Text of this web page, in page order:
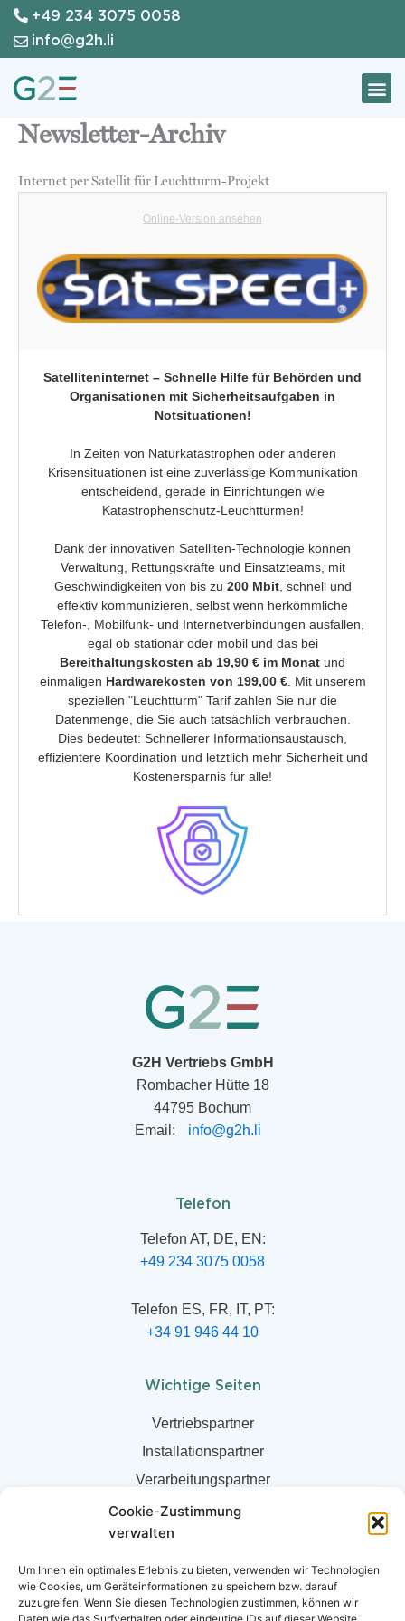
Cookie-Zustimmung
verwalten
Um Ihnen ein optimales Erlebnis zu bieten, verwenden wir Technologien
wie Cookies, um Geräteinformationen zu speichern bzw. darauf
zuzugreifen. Wenn Sie diesen Technologien zustimmen, können wir
Zum
Inhalt
springen
+49 234 3075 0058
info@g2h.li
Newsletter-Archiv
Internet per Satellit für Leuchtturm-Projekt
G2H Vertriebs GmbH
Rombacher Hütte 18
44795 Bochum
Email:
info@g2h.li
Telefon
Telefon AT, DE, EN:
+49 234 3075 0058
Telefon ES, FR, IT, PT:
+34 91 946 44 10
Wichtige Seiten
Vertriebspartner
Installationspartner
Verarbeitungspartner
Über uns
Partner Shop
Newsletter
Newsletterarchiv